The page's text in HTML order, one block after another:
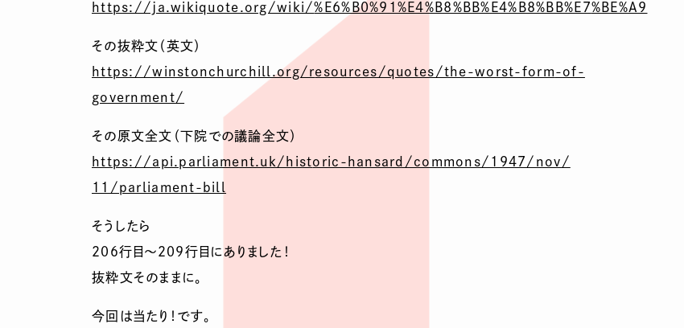
https://ja.wikiquote.org/wiki/%E6%B0%91%E4%B8%BB%E4%B8%BB%E7%BE%A9
その抜粋文（英文）
https://winstonchurchill.org/resources/quotes/the-worst-form-of-
government/
その原文全文（下院での議論全文）
https://api.parliament.uk/historic-hansard/commons/1947/nov/
11/parliament-bill
そうしたら
２０６行目～２０９行目にありました！
抜粋文そのままに。
今回は当たり！です。